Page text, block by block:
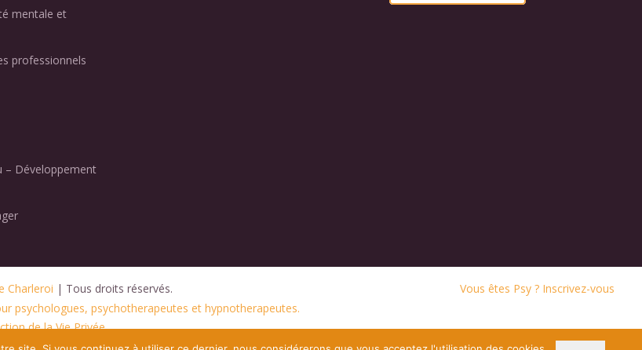
mentale et
professionnels
– Développement
Charleroi | Tous droits réservés.
psychologues, psychotherapeutes et hypnotherapeutes.
de la Vie Privée
Vous êtes Psy ? Inscrivez-vous